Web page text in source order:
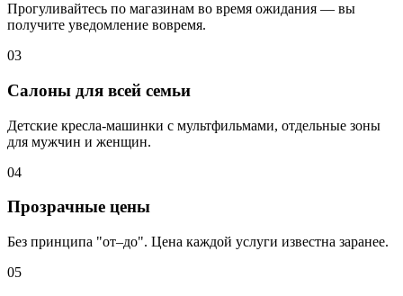
Прогуливайтесь по магазинам во время ожидания — вы
получите уведомление вовремя.
03
Салоны для всей семьи
Детские кресла-машинки с мультфильмами, отдельные зоны
для мужчин и женщин.
04
Прозрачные цены
Без принципа "от–до". Цена каждой услуги известна заранее.
05